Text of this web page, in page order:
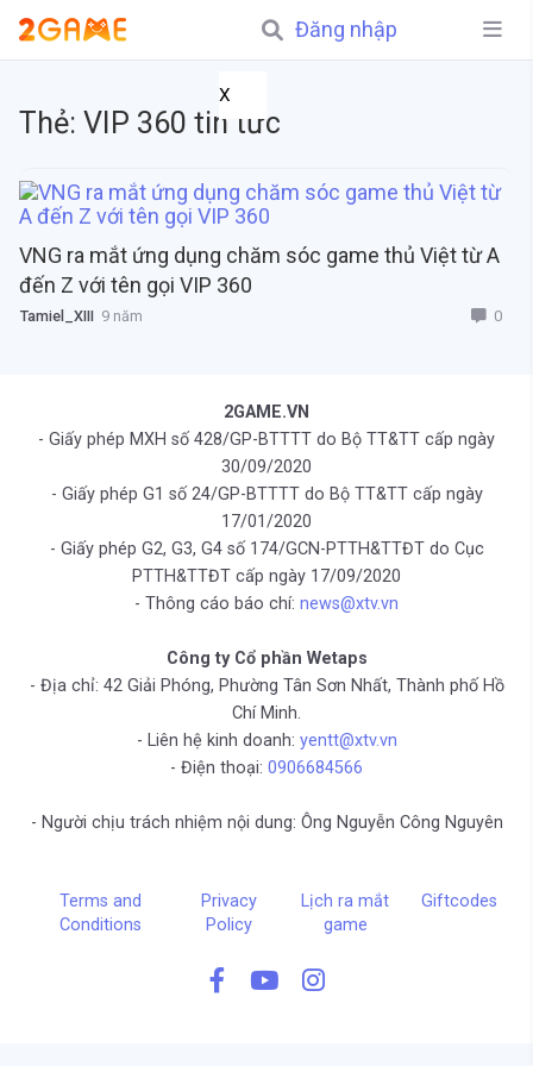
Đăng nhập
X
Thẻ: VIP 360 tin tức
VNG ra mắt ứng dụng chăm sóc game thủ Việt từ A
đến Z với tên gọi VIP 360
Tamiel_XIII 9 năm 0
2GAME.VN
- Giấy phép MXH số 428/GP-BTTTT do Bộ TT&TT cấp ngày
30/09/2020
- Giấy phép G1 số 24/GP-BTTTT do Bộ TT&TT cấp ngày
17/01/2020
- Giấy phép G2, G3, G4 số 174/GCN-PTTH&TTĐT do Cục
PTTH&TTĐT cấp ngày 17/09/2020
- Thông cáo báo chí: news@xtv.vn
Công ty Cổ phần Wetaps
- Địa chỉ: 42 Giải Phóng, Phường Tân Sơn Nhất, Thành phố Hồ
Chí Minh.
- Liên hệ kinh doanh: yentt@xtv.vn
- Điện thoại: 0906684566
- Người chịu trách nhiệm nội dung: Ông Nguyễn Công Nguyên
Terms and
Conditions
Privacy
Policy
Lịch ra mắt
game
Giftcodes